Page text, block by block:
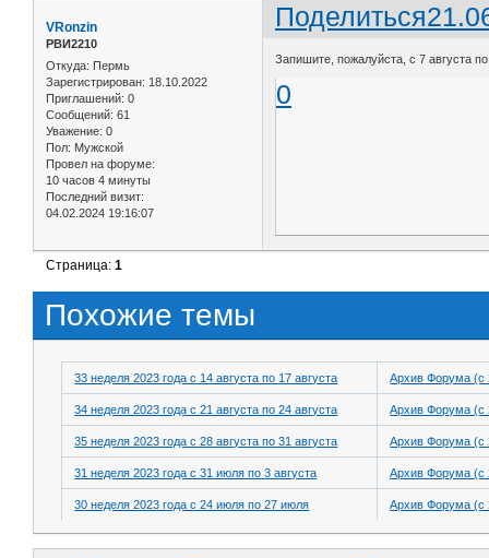
Поделиться
VRonzin
РВИ2210
Откуда: Пермь
Зарегистрирован: 18.10.2022
Приглашений: 0
Сообщений: 61
Уважение: 0
Пол: Мужской
Провел на форуме:
10 часов 4 минуты
Последний визит:
04.02.2024 19:16:07
Запишите, пожалуйста, с 7 августа
0
Страница:1
Похожие темы
33 неделя 2023 года с 14 августа по 17 августа Архив Форума (с
34 неделя 2023 года с 21 августа по 24 августа Архив Форума (с
35 неделя 2023 года с 28 августа по 31 августа Архив Форума (с
31 неделя 2023 года с 31 июля по 3 августа Архив Форума (с
30 неделя 2023 года с 24 июля по 27 июля Архив Форума (с